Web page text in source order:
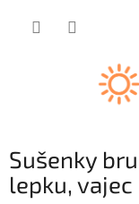
Sušenky
lepku,